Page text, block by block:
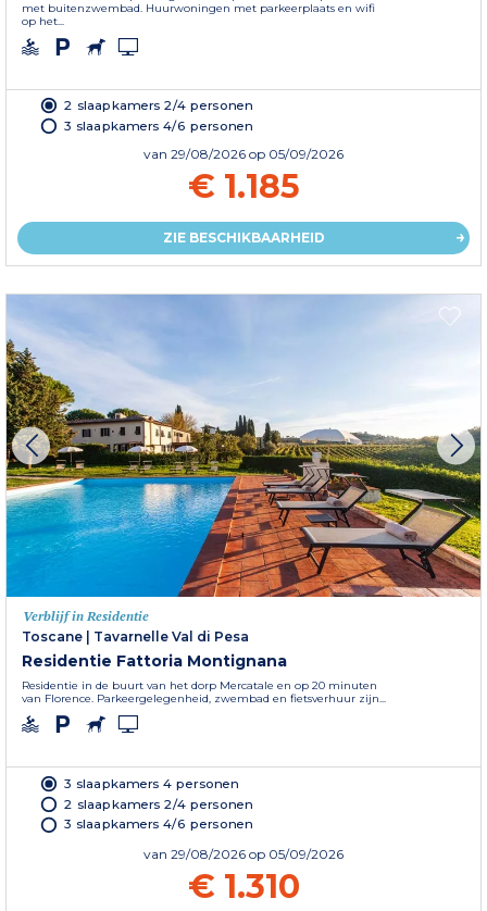
met buitenzwembad. Huurwoningen met parkeerplaats en wifi
op het...
2 slaapkamers 2/4 personen
3 slaapkamers 4/6 personen
van 29/08/2026 op 05/09/2026
€ 1.185
ZIE BESCHIKBAARHEID
Verblijf in Residentie
Toscane
Tavarnelle Val di Pesa
Residentie Fattoria Montignana
Residentie in de buurt van het dorp Mercatale en op 20 minuten
van Florence. Parkeergelegenheid, zwembad en fietsverhuur zijn...
3 slaapkamers 4 personen
2 slaapkamers 2/4 personen
3 slaapkamers 4/6 personen
van 29/08/2026 op 05/09/2026
€ 1.310